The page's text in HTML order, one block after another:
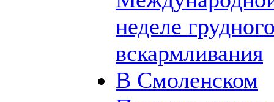
неделе
вскармливания
В Смоленском